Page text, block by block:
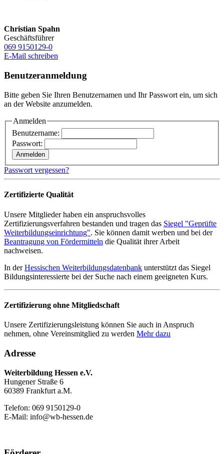
Christian Spahn
Geschäftsführer
069 9150129-0
E-Mail schreiben
Benutzeranmeldung
Bitte geben Sie Ihren Benutzernamen und Ihr Passwort ein, um sich
an der Website anzumelden.
Anmelden
Benutzername:
Passwort:
Passwort vergessen?
Zertifizierte Qualität
Unsere Mitglieder haben ein anspruchsvolles
Zertifizierungsverfahren bestanden und tragen das Siegel "Geprüfte
Weiterbildungseinrichtung". Sie können damit werben und bei der
Beantragung von Fördermitteln die Qualität ihrer Arbeit
nachweisen.
In derHessischen Weiterbildungsdatenbank unterstützt das Siegel
Bildungsinteressierte bei der Suche nach einem geeigneten Kurs.
Zertifizierung ohne Mitgliedschaft
Unsere Zertifizierungsleistung können Sie auch in Anspruch
nehmen, ohne Vereinsmitglied zu werden Mehr dazu
Adresse
Weiterbildung Hessen e.V.
Hungener Straße 6
60389 Frankfurt a.M.
Telefon: 069 9150129-0
E-Mail: info@wb-hessen.de